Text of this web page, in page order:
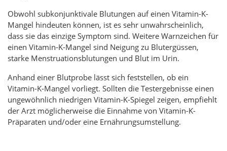
Obwohl subkonjunktivale Blutungen auf einen Vitamin-K-
Mangel hindeuten können, ist es sehr unwahrscheinlich,
dass sie das einzige Symptom sind. Weitere Warnzeichen für
einen Vitamin-K-Mangel sind Neigung zu Blutergüssen,
starke Menstruationsblutungen und Blut im Urin.
Anhand einer Blutprobe lässt sich feststellen, ob ein
Vitamin-K-Mangel vorliegt. Sollten die Testergebnisse einen
ungewöhnlich niedrigen Vitamin-K-Spiegel zeigen, empfiehlt
der Arzt möglicherweise die Einnahme von Vitamin-K-
Präparaten und/oder eine Ernährungsumstellung.